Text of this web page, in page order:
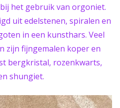
het gebruik van orgoniet.
uit edelstenen, spiralen en
in een kunsthars. Veel
zijn fijngemalen koper en
bergkristal, rozenkwarts,
shungiet.